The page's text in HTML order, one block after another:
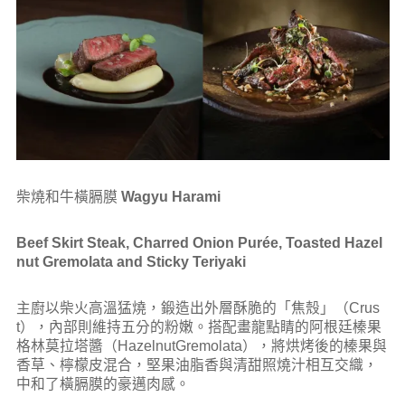
柴燒和牛橫膈膜 Wagyu Harami
Beef Skirt Steak, Charred Onion Purée, Toasted Hazel
nut Gremolata and Sticky Teriyaki
主廚以柴火高溫猛燒，鍛造出外層酥脆的「焦殼」（Crus
t），內部則維持五分的粉嫩。搭配畫龍點睛的阿根廷榛果
格林莫拉塔醬（HazelnutGremolata），將烘烤後的榛果與
香草、檸檬皮混合，堅果油脂香與清甜照燒汁相互交織，
中和了橫膈膜的豪邁肉感。